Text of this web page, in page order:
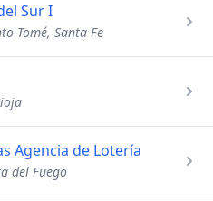
Sur I
Tomé, Santa Fe
Agencia de Lotería
del Fuego